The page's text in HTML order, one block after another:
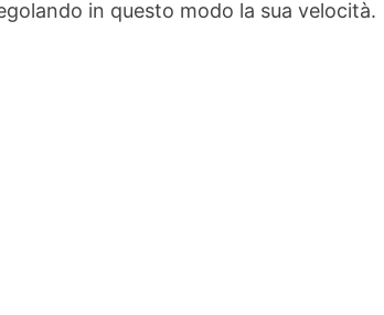
in questo modo la sua velocità.